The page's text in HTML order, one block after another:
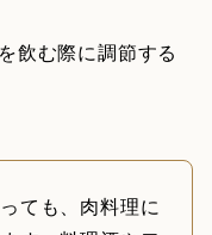
飲む際に調節する
ても、肉料理に